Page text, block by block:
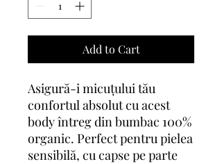
Add to Cart
Asigură-i micuțului tău
confortul absolut cu acest
body întreg din bumbac 100%
organic. Perfect pentru pielea
sensibilă, cu capse pe parte